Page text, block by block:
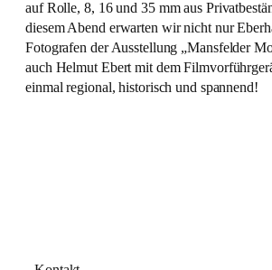
auf Rolle, 8, 16 und 35 mm aus
diesem Abend erwarten wir nicht nur
Fotografen der Ausstellung „Mansfelder
auch Helmut Ebert mit dem
einmal regional, historisch und spannend!